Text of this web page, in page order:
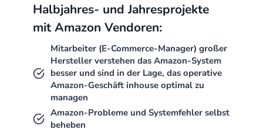
Halbjahres- und Jahresprojekte
mit Amazon Vendoren:
Mitarbeiter (E-Commerce-Manager) großer
Hersteller verstehen das Amazon-System
besser und sind in der Lage, das operative
Amazon-Geschäft inhouse optimal zu
managen
Amazon-Probleme und Systemfehler selbst
beheben